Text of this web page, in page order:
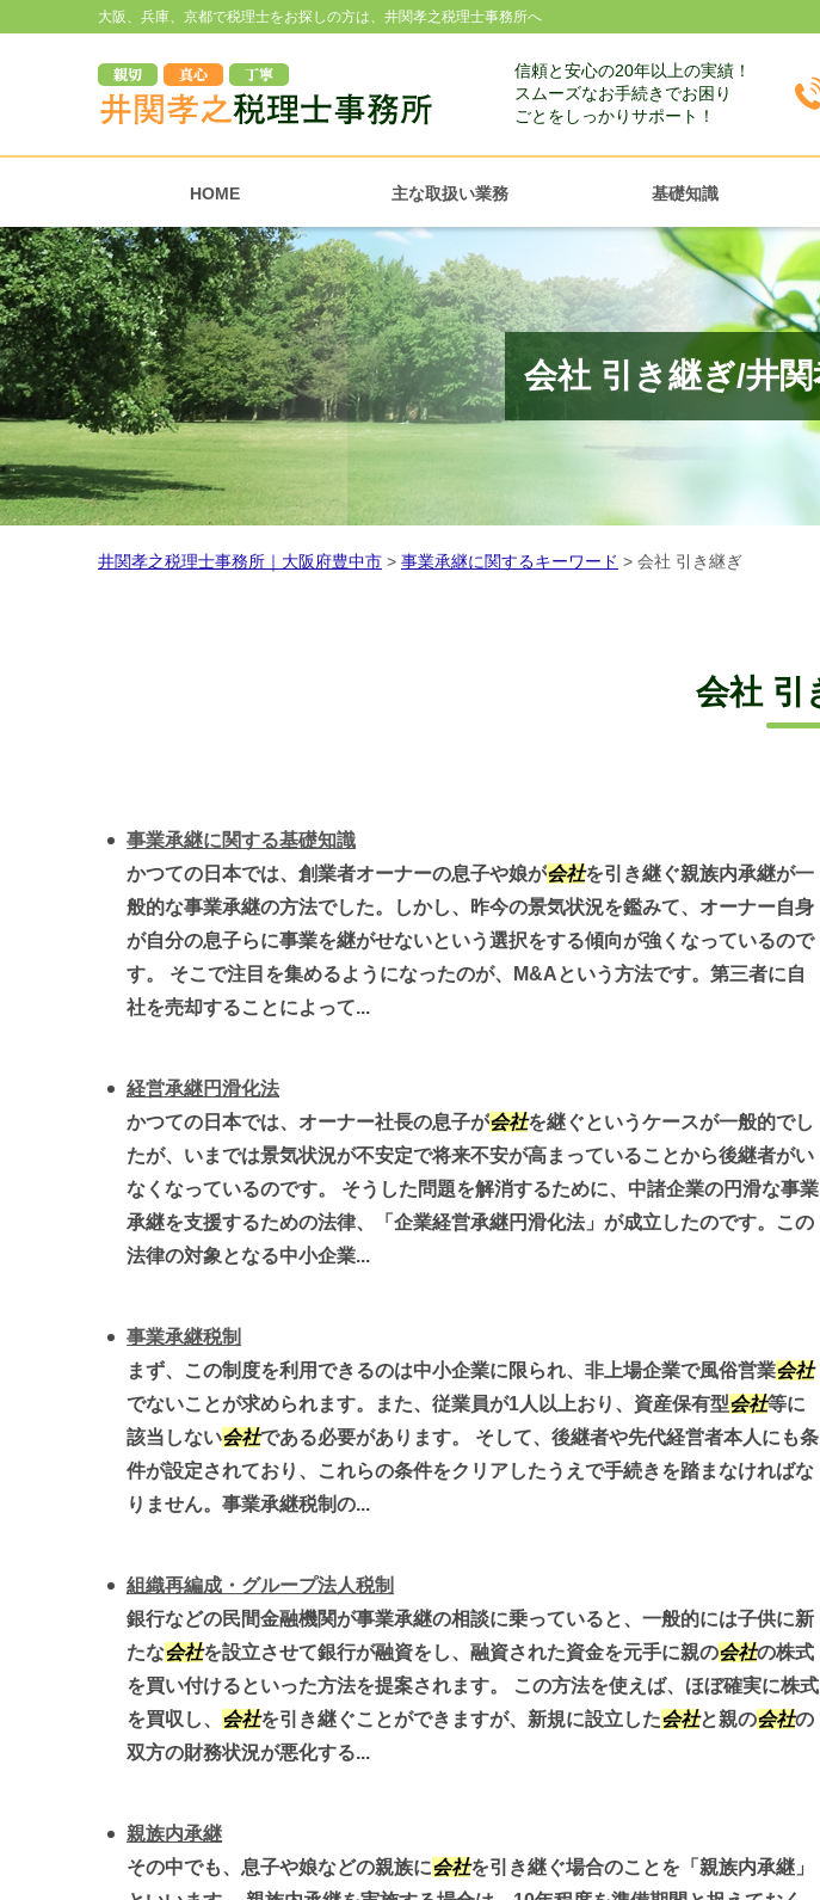
大阪、兵庫、京都で税理士をお探しの方は、井関孝之税理士事務所へ
信頼と安心の20年以上の実績！
スムーズなお手続きでお困り
ごとをしっかりサポート！
HOME 主な取扱い業務 基礎知識
会社 引き継ぎ/井
井関孝之税理士事務所｜大阪府豊中市 > 事業承継に関するキーワード > 会社 引き継ぎ
会社 引
事業承継に関する基礎知識
かつての日本では、創業者オーナーの息子や娘が会社を引き継ぐ親族内承継が一
般的な事業承継の方法でした。しかし、昨今の景気状況を鑑みて、オーナー自身
が自分の息子らに事業を継がせないという選択をする傾向が強くなっているので
す。 そこで注目を集めるようになったのが、M&Aという方法です。第三者に自
社を売却することによって...
経営承継円滑化法
かつての日本では、オーナー社長の息子が会社を継ぐというケースが一般的でし
たが、いまでは景気状況が不安定で将来不安が高まっていることから後継者がい
なくなっているのです。 そうした問題を解消するために、中諸企業の円滑な事業
承継を支援するための法律、「企業経営承継円滑化法」が成立したのです。この
法律の対象となる中小企業...
事業承継税制
まず、この制度を利用できるのは中小企業に限られ、非上場企業で風俗営業会社
でないことが求められます。また、従業員が1人以上おり、資産保有型会社等に
該当しない会社である必要があります。 そして、後継者や先代経営者本人にも条
件が設定されており、これらの条件をクリアしたうえで手続きを踏まなければな
りません。事業承継税制の...
組織再編成・グループ法人税制
銀行などの民間金融機関が事業承継の相談に乗っていると、一般的には子供に新
たな会社を設立させて銀行が融資をし、融資された資金を元手に親の会社の株式
を買い付けるといった方法を提案されます。 この方法を使えば、ほぼ確実に株式
を買収し、 会社を引き継ぐことができますが、新規に設立した会社と親の会社の
双方の財務状況が悪化する...
親族内承継
その中でも、息子や娘などの親族に会社を引き継ぐ場合のことを「親族内承継」